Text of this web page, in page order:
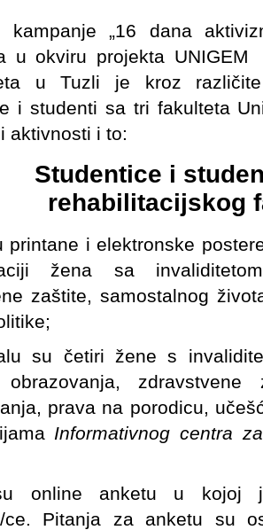
kampanje „16 dana
u okviru projekta
u Tuzli je kroz
i studenti sa tri fakulteta
aktivnosti i to:
Studentice i
rehabilitacijskog
printane i elektronske
žena sa
zaštite, samostalnog
su četiri žene s
obrazovanja, zdravstvene
prava na porodicu,
Informativnog centra
online anketu u kojoj
ce. Pitanja za anketu su